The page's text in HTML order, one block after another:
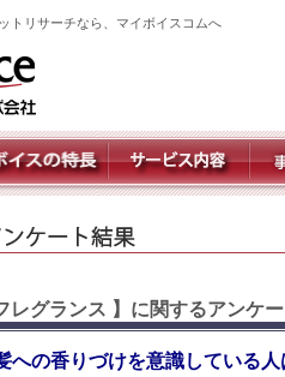
トリサーチなら、マイボイスコムへ
レグランス 】に関するアンケ
への香りづけを意識している